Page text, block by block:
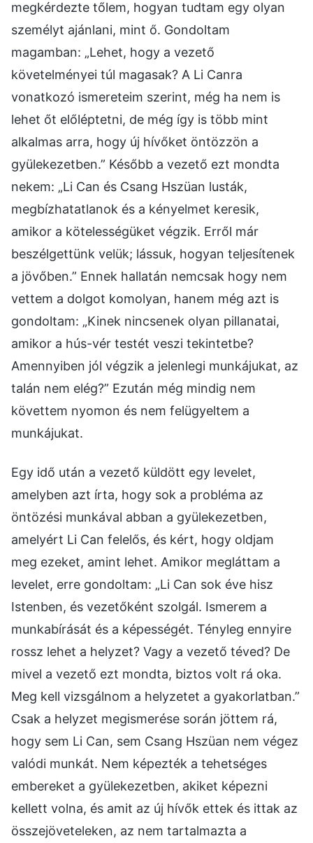
megkérdezte tőlem, hogyan tudtam egy olyan
személyt ajánlani, mint ő. Gondoltam
magamban: „Lehet, hogy a vezető
követelményei túl magasak? A Li Canra
vonatkozó ismereteim szerint, még ha nem is
lehet őt előléptetni, de még így is több mint
alkalmas arra, hogy új hívőket öntözzön a
gyülekezetben.” Később a vezető ezt mondta
nekem: „Li Can és Csang Hszüan lusták,
megbízhatatlanok és a kényelmet keresik,
amikor a kötelességüket végzik. Erről már
beszélgettünk velük; lássuk, hogyan teljesítenek
a jövőben.” Ennek hallatán nemcsak hogy nem
vettem a dolgot komolyan, hanem még azt is
gondoltam: „Kinek nincsenek olyan pillanatai,
amikor a hús-vér testét veszi tekintetbe?
Amennyiben jól végzik a jelenlegi munkájukat, az
talán nem elég?” Ezután még mindig nem
követtem nyomon és nem felügyeltem a
munkájukat.
Egy idő után a vezető küldött egy levelet,
amelyben azt írta, hogy sok a probléma az
öntözési munkával abban a gyülekezetben,
amelyért Li Can felelős, és kért, hogy oldjam
meg ezeket, amint lehet. Amikor megláttam a
levelet, erre gondoltam: „Li Can sok éve hisz
Istenben, és vezetőként szolgál. Ismerem a
munkabírását és a képességét. Tényleg ennyire
rossz lehet a helyzet? Vagy a vezető téved? De
mivel a vezető ezt mondta, biztos volt rá oka.
Meg kell vizsgálnom a helyzetet a gyakorlatban.”
Csak a helyzet megismerése során jöttem rá,
hogy sem Li Can, sem Csang Hszüan nem végez
valódi munkát. Nem képezték a tehetséges
embereket a gyülekezetben, akiket képezni
kellett volna, és amit az új hívők ettek és ittak az
összejöveteleken, az nem tartalmazta a